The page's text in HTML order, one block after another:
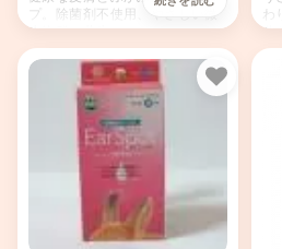
プ。除菌剤不使用、やさしい微
生物群の共生。
分
天
お気に入り